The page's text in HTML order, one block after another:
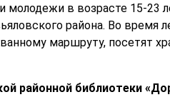
молодежи в возрасте 15-23
района. Во
маршруту, посетят
районной библиотеки